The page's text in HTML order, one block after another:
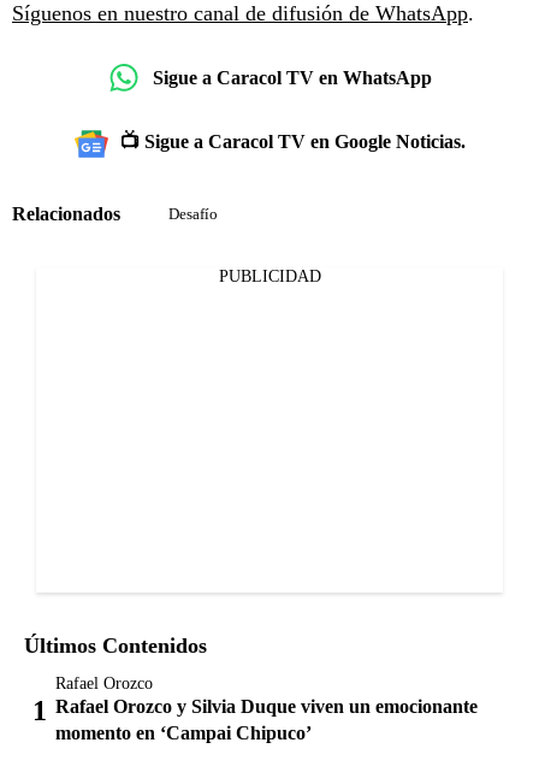
Síguenos en nuestro canal de difusión de WhatsApp.
Sigue a Caracol TV en WhatsApp
📺 Sigue a Caracol TV en Google Noticias.
Relacionados Desafío
PUBLICIDAD
Últimos Contenidos
Rafael Orozco
Rafael Orozco y Silvia Duque viven un emocionante
momento en ‘Campai Chipuco’